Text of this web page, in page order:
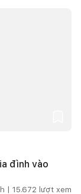
đình vào
| 15.672 lượt xem